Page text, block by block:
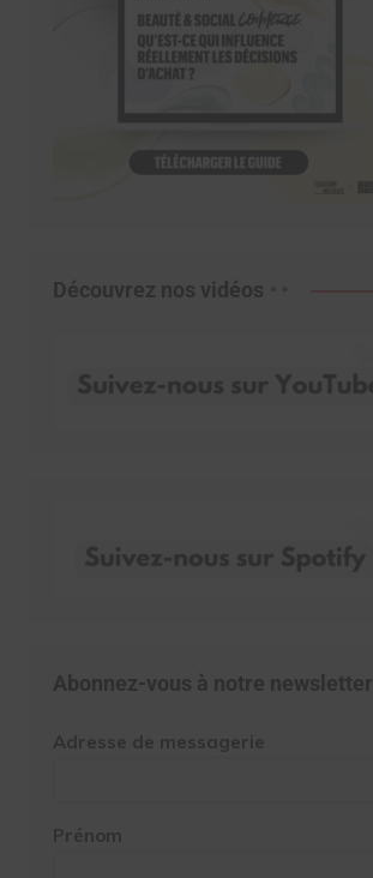
Découvrez nos vidéos
Abonnez-vous à notre newsletter
Adresse de messagerie
Prénom